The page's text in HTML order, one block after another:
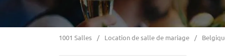
1001 Salles Location de salle de mariage